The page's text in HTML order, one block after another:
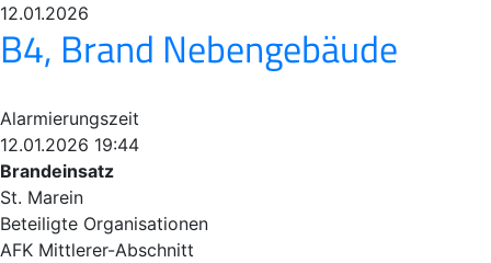
12.01.2026
B4, Brand Nebengebäude
Alarmierungszeit
12.01.2026 19:44
Brandeinsatz
St. Marein
Beteiligte Organisationen
AFK Mittlerer-Abschnitt